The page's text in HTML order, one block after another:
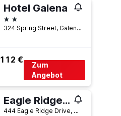
Hotel Galena
2 Sterne
324 Spring Street, Galena, IL, USA
112 €
Zum
Angebot
Eagle Ridge Resort and Spa
444 Eagle Ridge Drive, Galena, IL, USA